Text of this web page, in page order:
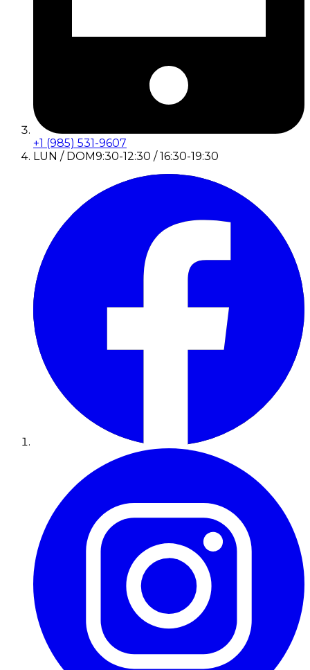
+1 (985) 531-9607
LUN / DOM9:30-12:30 / 16:30-19:30